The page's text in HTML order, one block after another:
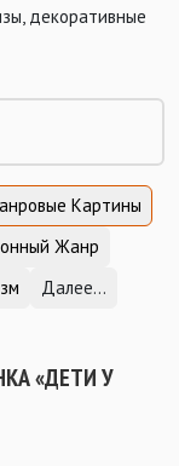
декоративные
Картины
Жанр
Далее...
«ДЕТИ У